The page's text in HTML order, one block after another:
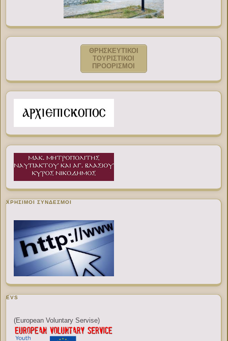
ΘΡΗΣΚΕΥΤΙΚΟΙ
ΤΟΥΡΙΣΤΙΚΟΙ
ΠΡΟΟΡΙΣΜΟΙ
ΧΡΉΣΙΜΟΙ ΣΎΝΔΕΣΜΟΙ
EVS
(European Voluntary Servise)